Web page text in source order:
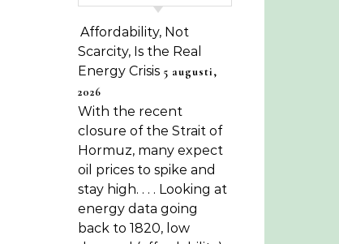
Affordability, Not
Scarcity, Is the Real
Energy Crisis 5 augusti,
2026
With the recent
closure of the Strait of
Hormuz, many expect
oil prices to spike and
stay high. . . . Looking at
energy data going
back to 1820, low